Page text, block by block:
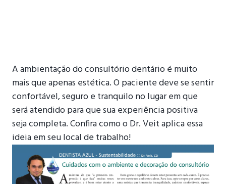
A ambientação do consultório dentário é muito
mais que apenas estética. O paciente deve se sentir
confortável, seguro e tranquilo no lugar em que
será atendido para que sua experiência positiva
seja completa. Confira como o Dr. Veit aplica essa
ideia em seu local de trabalho!